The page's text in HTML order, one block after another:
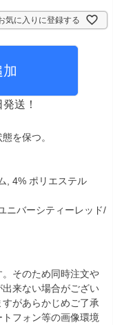
気に入りに登録する
送！
を保つ。
, 4% ポリエステル
バーシティーレッド/
そのため同時注文や
来ない場合がござい
があらかじめご了承
フォン等の画像環境